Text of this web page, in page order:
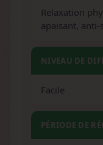
Relaxation
apaisant, anti-
NIVEAU DE
Facile
PÉRIODE DE